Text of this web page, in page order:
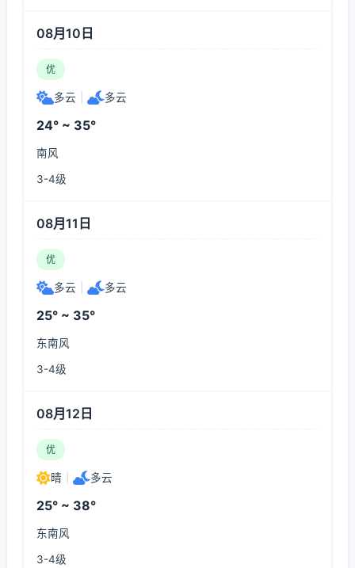
08月10日
优
多云 多云
24° ~ 35°
南风
3-4级
08月11日
优
多云 多云
25° ~ 35°
东南风
3-4级
08月12日
优
晴 多云
25° ~ 38°
东南风
3-4级